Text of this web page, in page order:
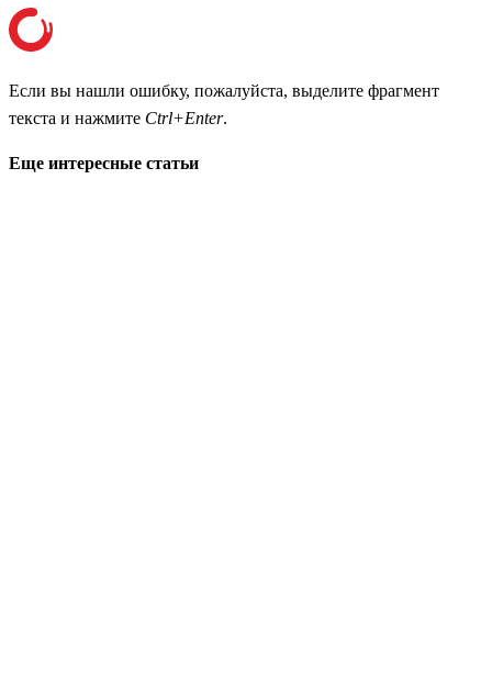
Если вы нашли ошибку, пожалуйста, выделите фрагмент
текста и нажмите Ctrl+Enter.
Еще интересные статьи